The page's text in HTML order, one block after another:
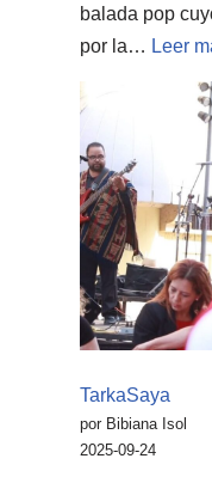
balada pop
por la… Leer
TarkaSaya
por Bibiana Isol
2025-09-24